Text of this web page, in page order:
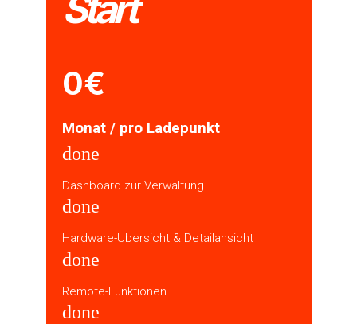
Start
0€
Monat / pro Ladepunkt
done
Dashboard zur Verwaltung
done
Hardware-Übersicht & Detailansicht
done
Remote-Funktionen
done